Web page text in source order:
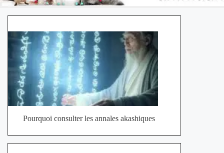
Pourquoi consulter les annales akashiques